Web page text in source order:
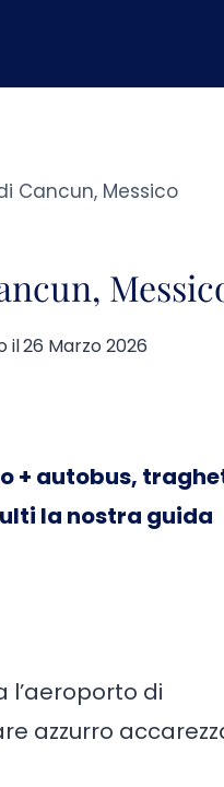
Cancun, Messico
il26 Marzo 2026
+ autobus,
la nostra guida
l’aeroporto di
azzurro